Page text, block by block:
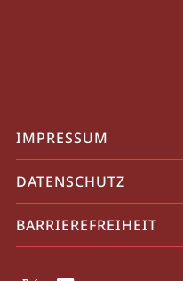
Mobile-
Service-
Navigation
und
Social
IMPRESSUM
DATENSCHUTZ
BARRIEREFREIHEIT